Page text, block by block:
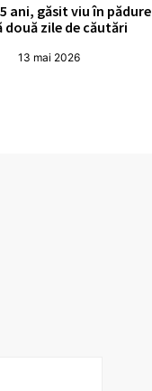
ani, găsit viu în pădure
două zile de căutări
13 mai 2026